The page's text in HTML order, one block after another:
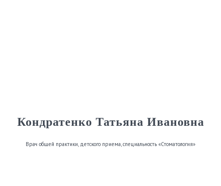
Кондратенко Татьяна Ивановна
Врач общей практики, детского приема, специальность «Стоматология»